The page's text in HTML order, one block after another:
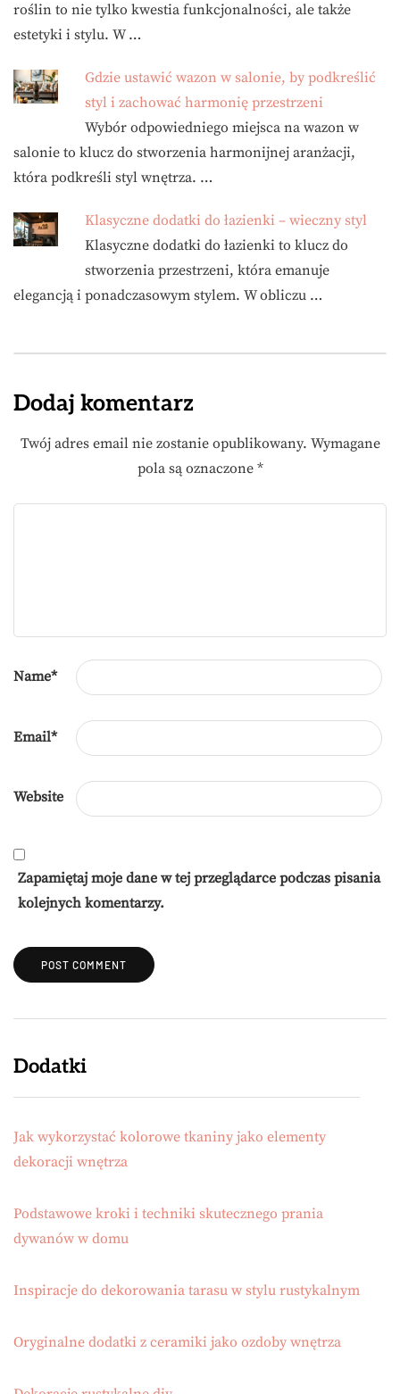
roślin to nie tylko kwestia funkcjonalności, ale także
estetyki i stylu. W …
Gdzie ustawić wazon w salonie, by podkreślić
styl i zachować harmonię przestrzeni
Wybór odpowiedniego miejsca na wazon w
salonie to klucz do stworzenia harmonijnej aranżacji,
która podkreśli styl wnętrza. …
Klasyczne dodatki do łazienki – wieczny styl
Klasyczne dodatki do łazienki to klucz do
stworzenia przestrzeni, która emanuje
elegancją i ponadczasowym stylem. W obliczu …
Dodaj komentarz
Twój adres email nie zostanie opublikowany. Wymagane
pola są oznaczone *
Name*
Email*
Website
Zapamiętaj moje dane w tej przeglądarce podczas pisania
kolejnych komentarzy.
Dodatki
Jak wykorzystać kolorowe tkaniny jako elementy
dekoracji wnętrza
Podstawowe kroki i techniki skutecznego prania
dywanów w domu
Inspiracje do dekorowania tarasu w stylu rustykalnym
Oryginalne dodatki z ceramiki jako ozdoby wnętrza